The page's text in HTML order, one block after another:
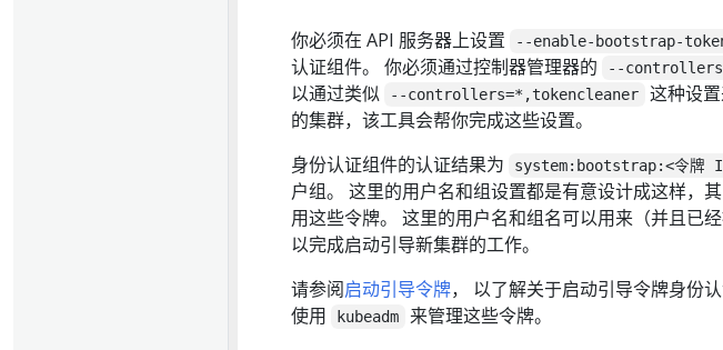
你必须在 API 服务器上设置 --enable-bootstrap-
认证组件。 你必须通过控制器管理器的
--controllers
以通过类似
--controllers=*,tokencleaner 这种设
的集群，该工具会帮你完成这些设置。
身份认证组件的认证结果为
system:bootstrap:<令牌
户组。 这里的用户名和组设置都是有意设计成这样，
用这些令牌。 这里的用户名和组名可以用来（并且已
以完成启动引导新集群的工作。
请参阅启动引导令牌， 以了解关于启动引导令牌身份
使用
kubeadm 来管理这些令牌。